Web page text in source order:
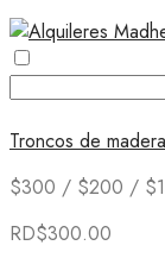
Troncos de madera
$300 / $200 /
RD$300.00